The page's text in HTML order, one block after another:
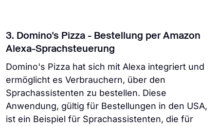
3. Domino's Pizza - Bestellung per Amazon
Alexa-Sprachsteuerung
Domino's Pizza hat sich mit Alexa integriert und
ermöglicht es Verbrauchern, über den
Sprachassistenten zu bestellen. Diese
Anwendung, gültig für Bestellungen in den USA,
ist ein Beispiel für Sprachassistenten, die für